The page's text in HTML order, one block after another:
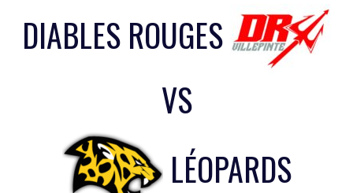
DIABLES ROUGES
VS
LÉOPARDS